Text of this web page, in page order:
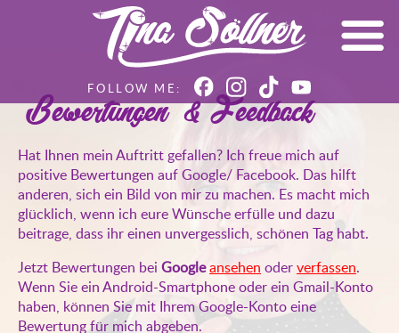
Bewertungen & Feedback
Hat Ihnen mein Auftritt gefallen? Ich freue mich auf
positive Bewertungen auf Google/ Facebook. Das hilft
anderen, sich ein Bild von mir zu machen. Es macht mich
glücklich, wenn ich eure Wünsche erfülle und dazu
beitrage, dass ihr einen unvergesslich, schönen Tag habt.
Jetzt Bewertungen bei Googleansehen oderverfassen.
Wenn Sie ein Android-Smartphone oder ein Gmail-Konto
haben, können Sie mit Ihrem Google-Konto eine
Bewertung für mich abgeben.